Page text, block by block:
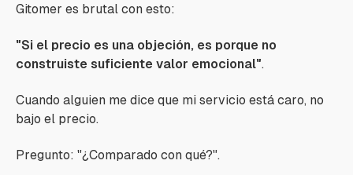
Gitomer es brutal con esto:
"Si el precio es una objeción, es porque no
construiste suficiente valor emocional".
Cuando alguien me dice que mi servicio está caro, no
bajo el precio.
Pregunto: "¿Comparado con qué?".